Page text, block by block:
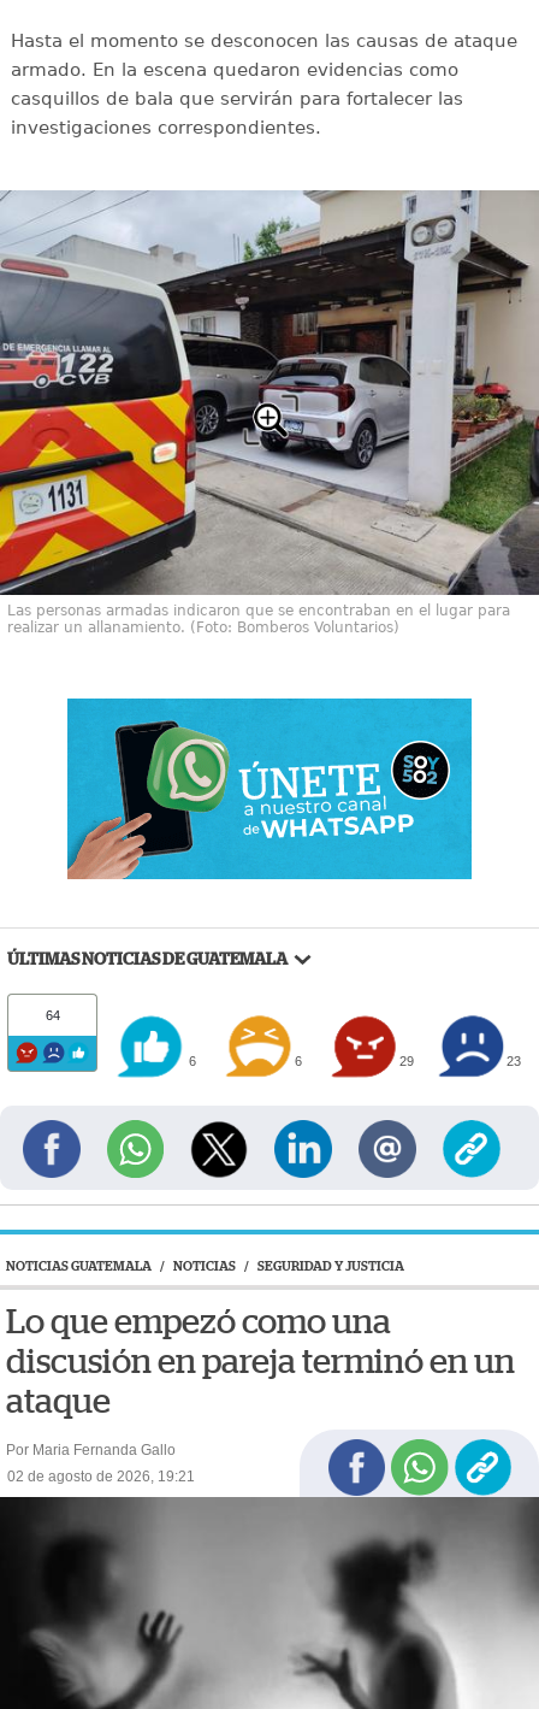
Hasta el momento se desconocen las causas de ataque
armado. En la escena quedaron evidencias como
casquillos de bala que servirán para fortalecer las
investigaciones correspondientes.
Las personas armadas indicaron que se encontraban en el lugar para
realizar un allanamiento. (Foto: Bomberos Voluntarios)
ÚLTIMAS NOTICIAS DE GUATEMALA
64
6 6 29 23
NOTICIAS GUATEMALA / NOTICIAS / SEGURIDAD Y JUSTICIA
Lo que empezó como una
discusión en pareja terminó en un
ataque
Por Maria Fernanda Gallo
02 de agosto de 2026, 19:21